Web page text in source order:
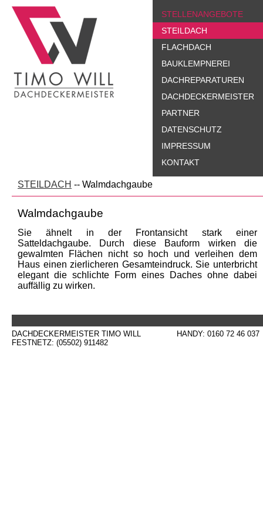
STELLENANGEBOTE
STEILDACH
FLACHDACH
BAUKLEMPNEREI
DACHREPARATUREN
DACHDECKERMEISTER
PARTNER
DATENSCHUTZ
IMPRESSUM
KONTAKT
STEILDACH -- Walmdachgaube
Walmdachgaube
Sie ähnelt in der Frontansicht stark einer
Satteldachgaube. Durch diese Bauform wirken die
gewalmten Flächen nicht so hoch und verleihen dem
Haus einen zierlicheren Gesamteindruck. Sie unterbricht
elegant die schlichte Form eines Daches ohne dabei
auffällig zu wirken.
DACHDECKERMEISTER TIMO WILL
HANDY: 0160 72 46 037
FESTNETZ: (05502) 911482